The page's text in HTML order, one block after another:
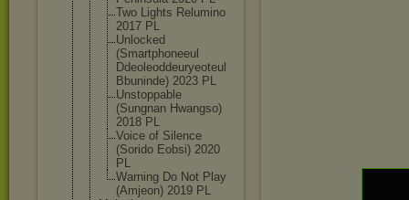
Two Lights Relumino
2017 PL
Unlocked
(Smartphoneeul
Ddeoleoddeuryeoteul
Bbuninde) 2023 PL
Unstoppable
(Sungnan Hwangso)
2018 PL
Voice of Silence
(Sorido Eobsi) 2020
PL
Warning Do Not Play
(Amjeon) 2019 PL